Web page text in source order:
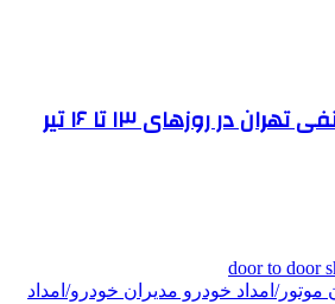
اتحادیه های صنفی تهران در روزهای ۱۳ تا ۱۶ تیر
door to door
موتور/امداد خودرو مدیران خودرو/امداد